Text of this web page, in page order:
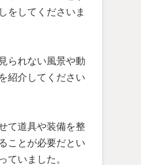
をしてくださいま
られない風景や動
紹介してください
て道具や装備を整
ことが必要だとい
ていました。